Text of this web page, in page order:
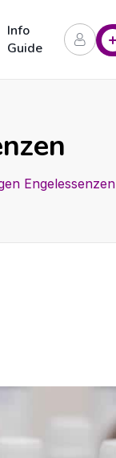
Info
Guide
Engelessenzen